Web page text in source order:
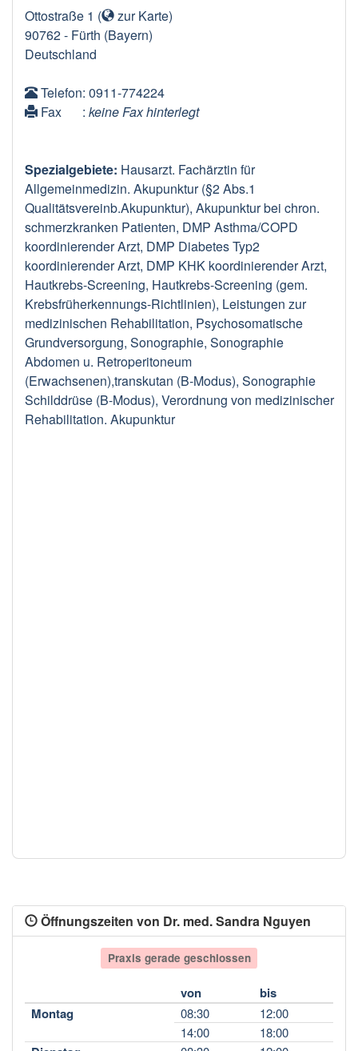
Ottostraße 1 ( zur Karte)
90762- Fürth (Bayern)
Deutschland
Telefon: 0911-774224
Fax
: keine Fax hinterlegt
Spezialgebiete: Hausarzt. Fachärztin für
Allgemeinmedizin. Akupunktur (§2 Abs.1
Qualitätsvereinb.Akupunktur), Akupunktur bei chron.
schmerzkranken Patienten, DMP Asthma/COPD
koordinierender Arzt, DMP Diabetes Typ2
koordinierender Arzt, DMP KHK koordinierender Arzt,
Hautkrebs-Screening, Hautkrebs-Screening (gem.
Krebsfrüherkennungs-Richtlinien), Leistungen zur
medizinischen Rehabilitation, Psychosomatische
Grundversorgung, Sonographie, Sonographie
Abdomen u. Retroperitoneum
(Erwachsenen),transkutan (B-Modus), Sonographie
Schilddrüse (B-Modus), Verordnung von medizinischer
Rehabilitation. Akupunktur
Öffnungszeiten von Dr. med. Sandra Nguyen
Praxis gerade geschlossen
von
bis
Montag
08:30
12:00
14:00
18:00